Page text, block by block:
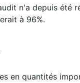
n'a depuis été
à 96%.
en quantités